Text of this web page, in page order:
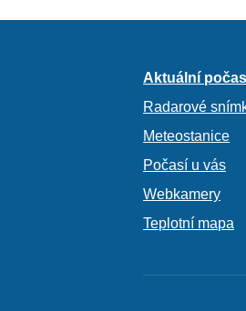
Aktuální
Radarové
Meteostanice
Počasí u vás
Webkamery
Teplotní mapa